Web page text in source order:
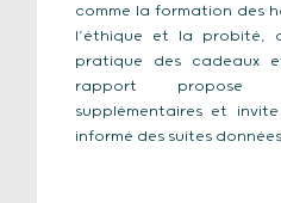
comme la formation des
l’éthique et la probité,
pratique des cadeaux
rapport propose
supplémentaires et
informé des suites